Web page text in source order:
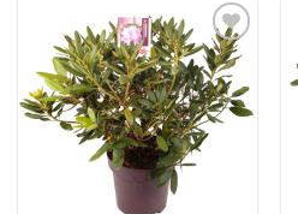
Toevoegen
aan
verlanglijst